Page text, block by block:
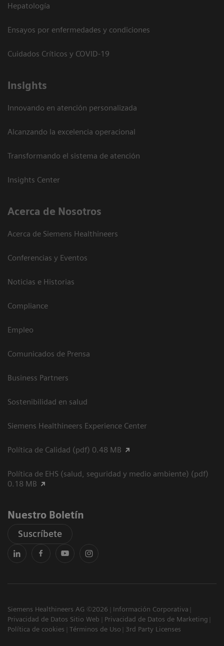
Hepatología
Ensayos por enfermedades y condiciones
Cuidados Críticos y COVID-19
Insights
Innovando en atención personalizada
Alcanzando la excelencia operacional
Transformando el sistema de atención
Insights Center
Acerca de Nosotros
Acerca de Siemens Healthineers
Conferencias y Eventos
Noticias e Historias
Compliance
Empleo
Comunicados de Prensa
Business Partners
Sostenibilidad en salud
Siemens Healthineers Experience Center
Política de Calidad (pdf) 0.48 MB
Política de EHS (salud, seguridad y medio ambiente) (pdf)
0.18 MB
Nuestro Boletín
Suscríbete
Siemens Healthineers AG ©2026
Información Corporativa
Privacidad de Datos Sitio Web
Privacidad de Datos de Marketing
Política de cookies
Términos de Uso 3rd Party Licenses